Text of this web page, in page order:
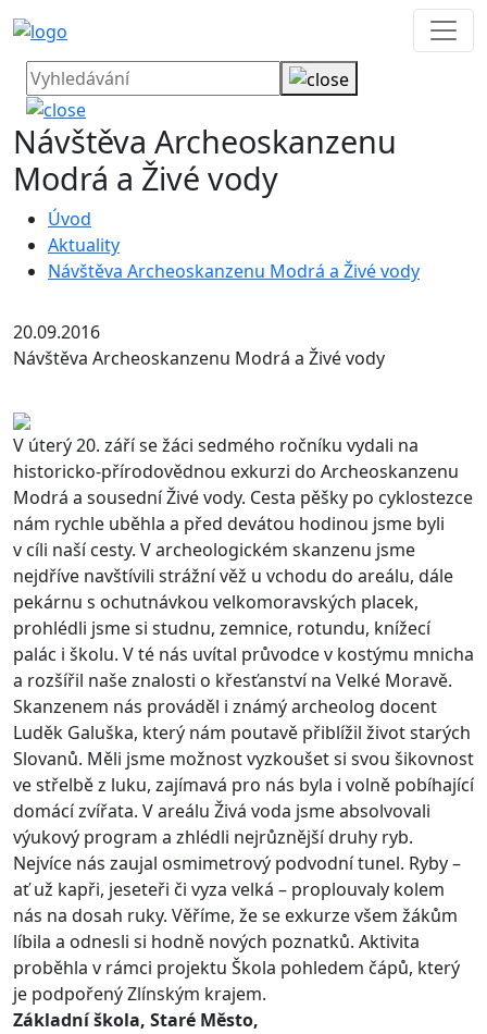
Návštěva Archeoskanzenu
Modrá a Živé vody
Úvod
Aktuality
Návštěva Archeoskanzenu Modrá a Živé vody
20.09.2016
Návštěva Archeoskanzenu Modrá a Živé vody
V úterý 20. září se žáci sedmého ročníku vydali na
historicko-přírodovědnou exkurzi do Archeoskanzenu
Modrá a sousední Živé vody. Cesta pěšky po cyklostezce
nám rychle uběhla a před devátou hodinou jsme byli
v cíli naší cesty. V archeologickém skanzenu jsme
nejdříve navštívili strážní věž u vchodu do areálu, dále
pekárnu s ochutnávkou velkomoravských placek,
prohlédli jsme si studnu, zemnice, rotundu, knížecí
palác i školu. V té nás uvítal průvodce v kostýmu mnicha
a rozšířil naše znalosti o křesťanství na Velké Moravě.
Skanzenem nás prováděl i známý archeolog docent
Luděk Galuška, který nám poutavě přiblížil život starých
Slovanů. Měli jsme možnost vyzkoušet si svou šikovnost
ve střelbě z luku, zajímavá pro nás byla i volně pobíhající
domácí zvířata. V areálu Živá voda jsme absolvovali
výukový program a zhlédli nejrůznější druhy ryb.
Nejvíce nás zaujal osmimetrový podvodní tunel. Ryby –
ať už kapři, jeseteři či vyza velká – proplouvaly kolem
nás na dosah ruky. Věříme, že se exkurze všem žákům
líbila a odnesli si hodně nových poznatků. Aktivita
proběhla v rámci projektu Škola pohledem čápů, který
je podpořený Zlínským krajem.
Základní škola, Staré Město,